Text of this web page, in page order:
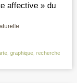
affective » du
graphique recherche